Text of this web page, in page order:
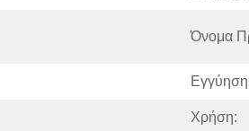
Όνομα
Χρήση: